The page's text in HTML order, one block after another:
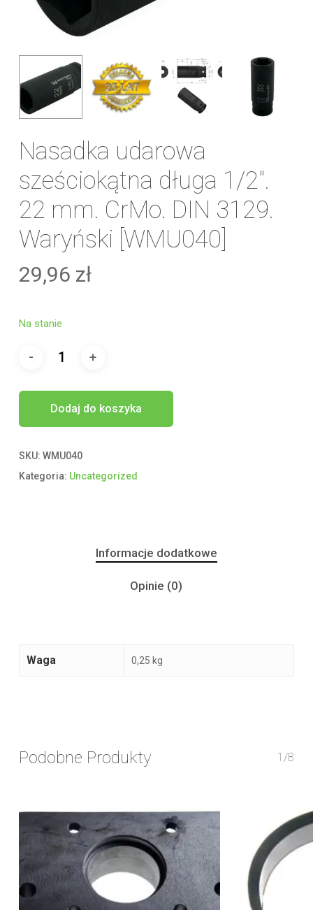
Nasadka udarowa
sześciokątna długa 1/2″.
22 mm. CrMo. DIN 3129.
Waryński [WMU040]
29,96 zł
Na stanie
Dodaj do koszyka
SKU: WMU040
Kategoria: Uncategorized
Informacje dodatkowe
Opinie (0)
Waga 0,25 kg
Podobne Produkty 1/8